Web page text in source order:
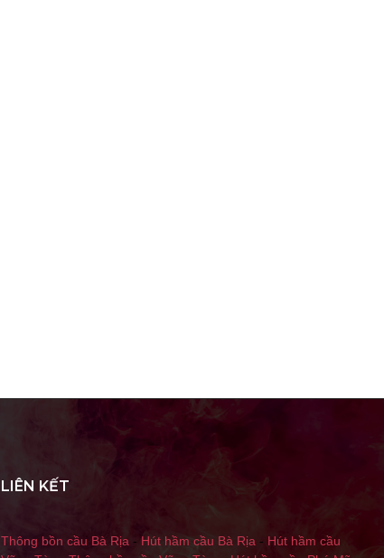
LIÊN KẾT
Thông bồn cầu Bà Rịa - Hút hầm cầu Bà Rịa - Hút hầm cầu